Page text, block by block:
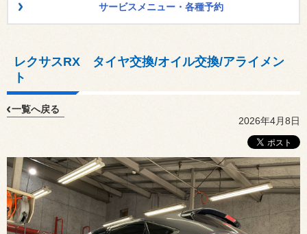
サービスメニュー・各種予約
レクサスRX タイヤ交換/オイル交換/アライメン
ト
一覧へ戻る
2026年4月8日